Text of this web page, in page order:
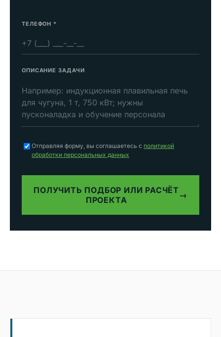
ТЕЛЕФОН *
ОПИСАНИЕ ЗАДАЧИ
Отправляя форму, вы соглашаетесь с политикой
обработки персональных данных
ПОЛУЧИТЬ ПОДБОР ИЛИ РАСЧЁТ
ПРОЕКТА
→